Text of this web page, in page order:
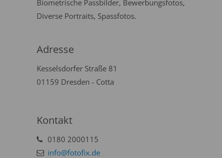
Biometrische Passbilder, Bewerbungsfotos,
Diverse Portraits, Spassfotos.
Adresse
Kesselsdorfer Straße 81
01159 Dresden - Cotta
Kontakt
0180 2000115
info@fotofix.de